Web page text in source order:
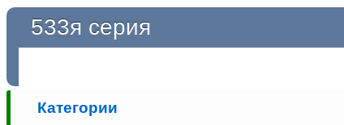
533я серия
Категории